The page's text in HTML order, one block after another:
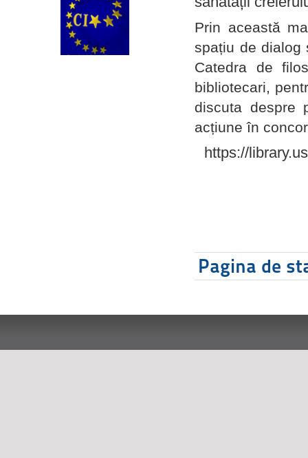
Prin această
spațiu de dialog
Catedra de
bibliotecari,
discuta despre
acțiune în
https://
Pagina de